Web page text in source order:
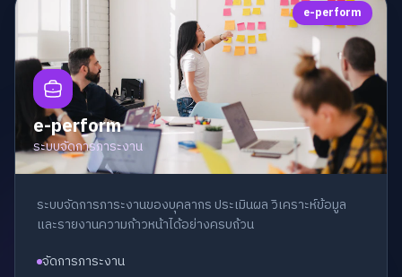
e-perform
e-perform
ระบบจัดการภาระงาน
ระบบจัดการภาระงานของบุคลากร ประเมินผล วิเคราะห์ข้อมูล
และรายงานความก้าวหน้าได้อย่างครบถ้วน
จัดการภาระงาน